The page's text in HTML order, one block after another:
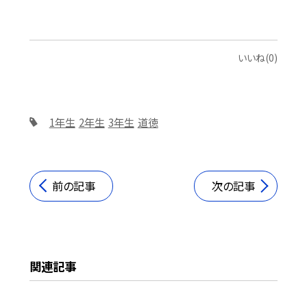
いいね(0)
1年生 2年生 3年生 道徳
前の記事 次の記事
関連記事